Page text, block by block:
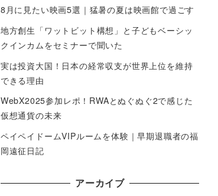
8月に見たい映画5選｜猛暑の夏は映画館で過ごす
地方創生「ワットビット構想」と子どもベーシッ
クインカムをセミナーで聞いた
実は投資大国！日本の経常収支が世界上位を維持
できる理由
WebX2025参加レポ！RWAとぬぐぬぐ2で感じた
仮想通貨の未来
ペイペイドームVIPルームを体験｜早期退職者の福
岡遠征日記
アーカイブ